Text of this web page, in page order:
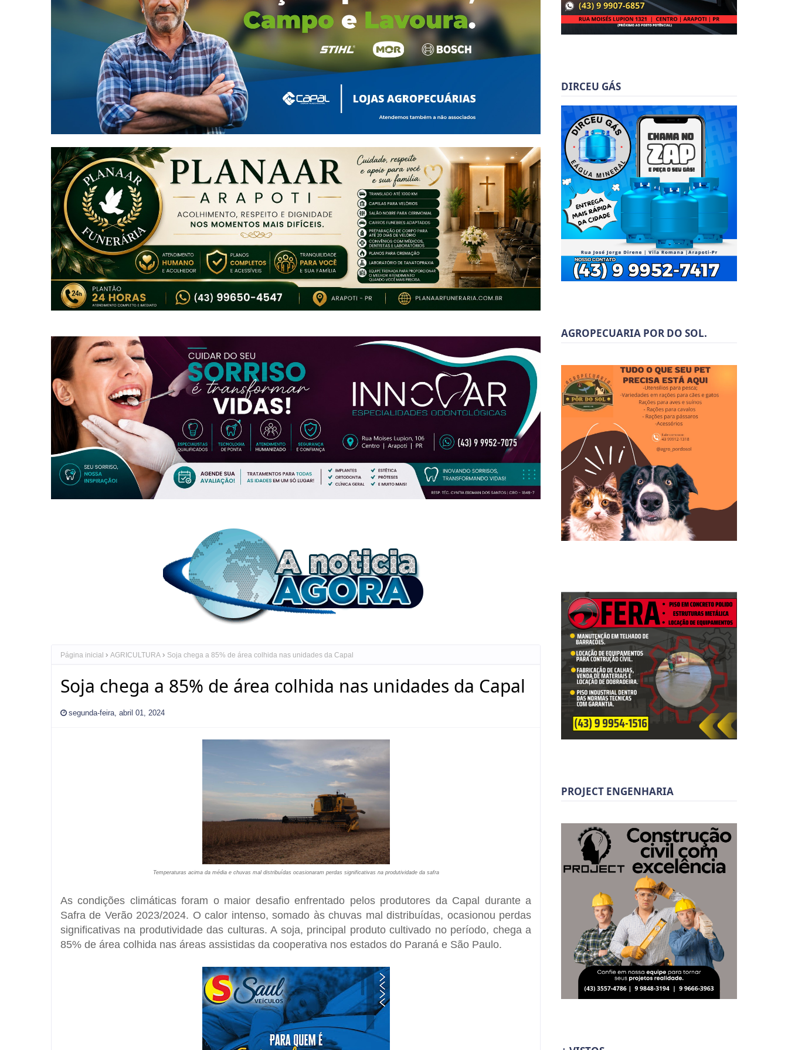
Página inicial AGRICULTURA Soja chega a 85% de área colhida nas unidades da Capal
Soja chega a 85% de área colhida nas unidades da Capal
segunda-feira, abril 01, 2024
Temperaturas acima da média e chuvas mal distribuídas ocasionaram perdas significativas na produtividade da safra
As condições climáticas foram o maior desafio enfrentado pelos produtores da Capal durante a
Safra de Verão 2023/2024. O calor intenso, somado às chuvas mal distribuídas, ocasionou perdas
significativas na produtividade das culturas. A soja, principal produto cultivado no período, chega a
85% de área colhida nas áreas assistidas da cooperativa nos estados do Paraná e São Paulo.
DIRCEU GÁS
AGROPECUARIA POR DO SOL.
PROJECT ENGENHARIA